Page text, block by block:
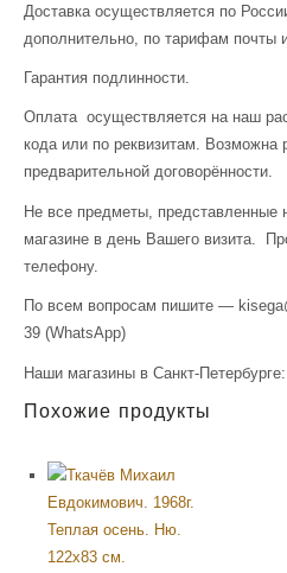
Доставка осуществляется по
дополнительно, по тарифам почты
Гарантия подлинности.
Оплата осуществляется на наш
кода или по реквизитам. Возможна
предварительной договорённости.
Не все предметы, представленные
магазине в день Вашего визита.
телефону.
По всем вопросам пишите —
39 (WhatsApp)
Наши магазины в Санкт-
Похожие продукты